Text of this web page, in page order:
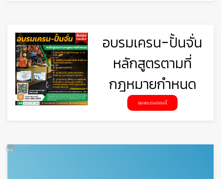
อบรมเครน-ปั้นจั่น
หลักสูตรตามที่
กฎหมายกำหนด
จองอบรมตอนนี้